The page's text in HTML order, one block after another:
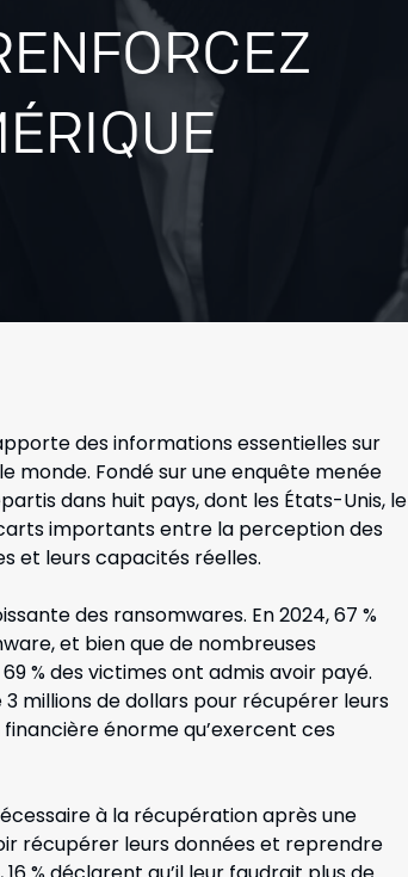
des informations essentielles sur
monde. Fondé sur une enquête menée
dans huit pays, dont les États-Unis, le
importants entre la perception des
et leurs capacités réelles.
des ransomwares. En 2024, 67 %
et bien que de nombreuses
% des victimes ont admis avoir payé.
millions de dollars pour récupérer leurs
énorme qu’exercent ces
à la récupération après une
récupérer leurs données et reprendre